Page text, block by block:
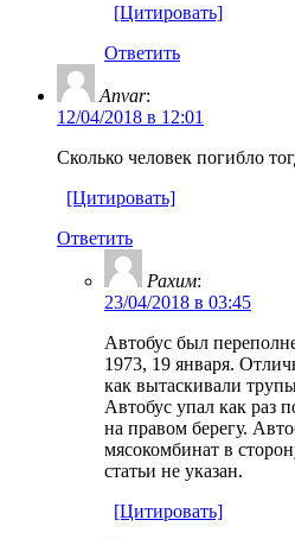
[Цитировать]
Ответить
Anvar:
12/04/2018 в 12:01
Сколько человек погибло
[Цитировать]
Ответить
Рахим:
23/04/2018 в 03:45
Автобус был
1973, 19 января.
как вытаскивали
Автобус упал как раз
на правом берегу.
мясокомбинат в
статьи не указан.
[Цитировать]